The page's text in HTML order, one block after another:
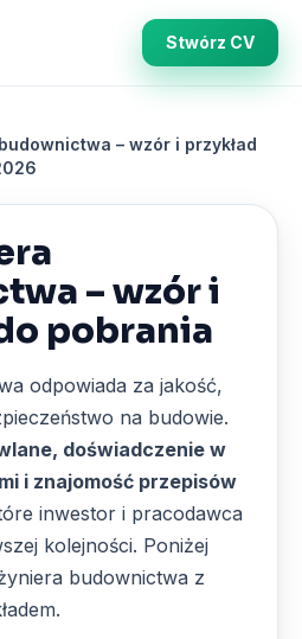
Stwórz CV
– wzór i przykład
– wzór i
pobrania
odpowiada za jakość,
na budowie.
doświadczenie w
i znajomość przepisów
inwestor i pracodawca
kolejności. Poniżej
budownictwa z